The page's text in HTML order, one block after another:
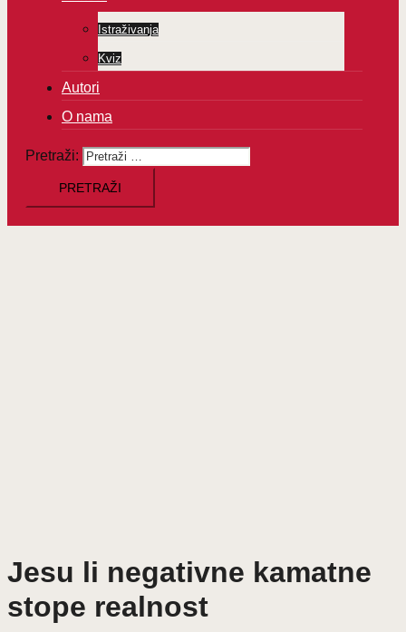
Istraživanja
Kviz
Autori
O nama
Pretraži:
Jesu li negativne kamatne
stope realnost